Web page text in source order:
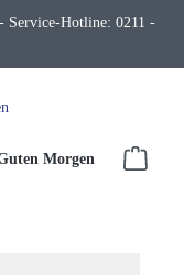
Service-Hotline: 0211 -
Morgen